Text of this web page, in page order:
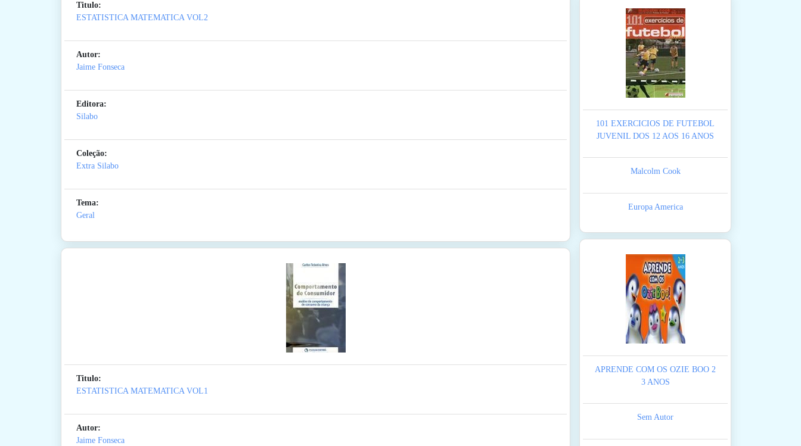
Titulo:
ESTATISTICA MATEMATICA VOL2
Autor:
Jaime Fonseca
Editora:
Silabo
Coleção:
Extra Silabo
Tema:
Geral
Titulo:
ESTATISTICA MATEMATICA VOL1
Autor:
Jaime Fonseca
101 EXERCICIOS DE FUTEBOL
JUVENIL DOS 12 AOS 16 ANOS
Malcolm Cook
Europa America
APRENDE COM OS OZIE BOO 2
3 ANOS
Sem Autor